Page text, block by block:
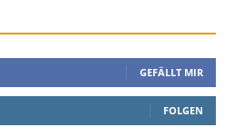
GEFÄLLT MIR
FOLGEN